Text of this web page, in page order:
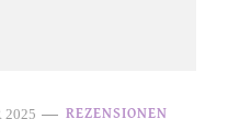
2025 REZENSIONEN